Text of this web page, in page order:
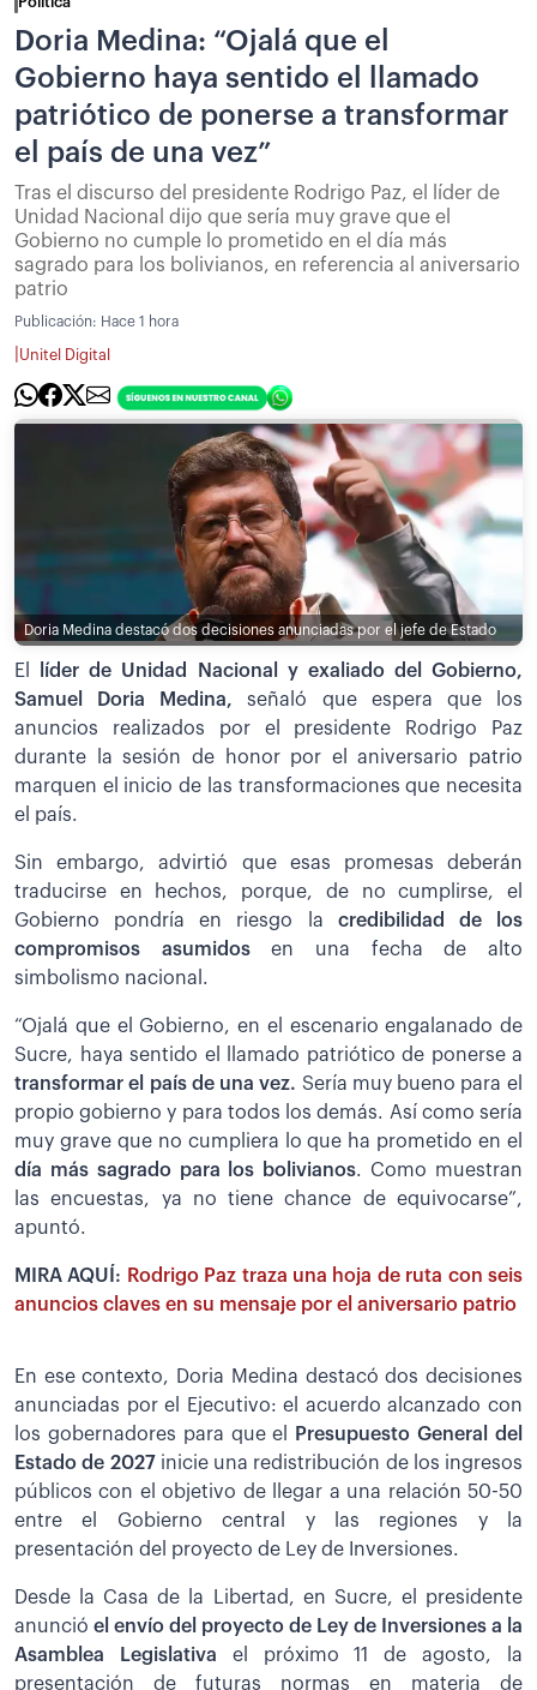
Doria Medina: “Ojalá que el
Gobierno haya sentido el llamado
patriótico de ponerse a transformar
el país de una vez”
Tras el discurso del presidente Rodrigo Paz, el líder de
Unidad Nacional dijo que sería muy grave que el
Gobierno no cumple lo prometido en el día más
sagrado para los bolivianos, en referencia al aniversario
patrio
Publicación: Hace 1 hora
Unitel Digital
Doria Medina destacó dos decisiones anunciadas por el jefe de Estado
El
líder de Unidad Nacional y exaliado del Gobierno,
Samuel Doria Medina, señaló que espera que los
anuncios realizados por el presidente Rodrigo Paz
durante la sesión de honor por el aniversario patrio
marquen el inicio de las transformaciones que necesita
el país.
Sin embargo, advirtió que esas promesas deberán
traducirse en hechos, porque, de no cumplirse, el
Gobierno pondría en riesgo la credibilidad de los
compromisos asumidosen una fecha de alto
simbolismo nacional.
“Ojalá que el Gobierno, en el escenario engalanado de
Sucre, haya sentido el llamado patriótico de ponerse a
transformar el país de una vez. Sería muy bueno para el
propio gobierno y para todos los demás. Así como sería
muy grave que no cumpliera lo que ha prometido en el
día más sagrado para los bolivianos. Como muestran
las encuestas, ya no tiene chance de equivocarse”,
apuntó.
MIRA AQUÍ: Rodrigo Paz traza una hoja de ruta con seis
anuncios claves en su mensaje por el aniversario patrio
En ese contexto, Doria Medina destacó dos decisiones
anunciadas por el Ejecutivo: el acuerdo alcanzado con
los gobernadores para que el
Presupuesto General del
Estado de 2027 inicie una redistribución de los ingresos
públicos con el objetivo de llegar a una relación 50-50
entre el Gobierno central y las regiones y la
presentación del proyecto de Ley de Inversiones.
Desde la Casa de la Libertad, en Sucre, el presidente
anunció el envío del proyecto de Ley de Inversiones a la
Asamblea Legislativa el próximo 11 de agosto, la
presentación de futuras normas en materia de